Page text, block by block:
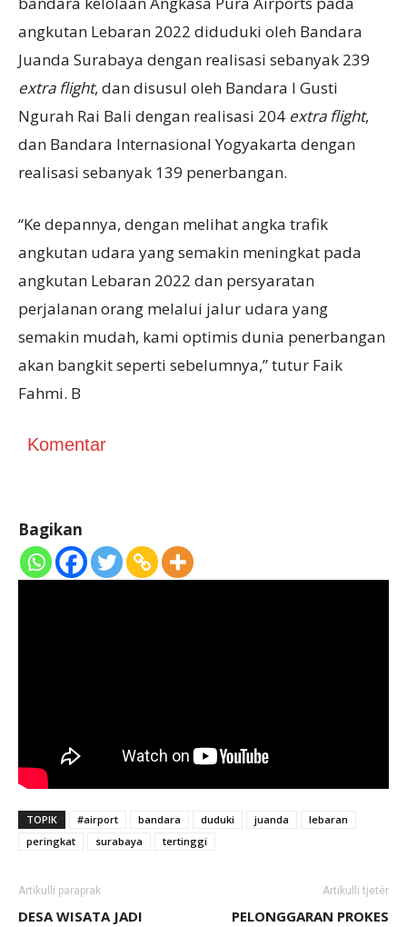
angkutan Lebaran 2022 diduduki oleh Bandara
Juanda Surabaya dengan realisasi sebanyak 239
extra flight, dan disusul oleh Bandara I Gusti
Ngurah Rai Bali dengan realisasi 204 extra flight,
dan Bandara Internasional Yogyakarta dengan
realisasi sebanyak 139 penerbangan.
“Ke depannya, dengan melihat angka trafik
angkutan udara yang semakin meningkat pada
angkutan Lebaran 2022 dan persyaratan
perjalanan orang melalui jalur udara yang
semakin mudah, kami optimis dunia penerbangan
akan bangkit seperti sebelumnya,” tutur Faik
Fahmi. B
Komentar
Bagikan
TOPIK #airport bandara duduki juanda
lebaran
peringkat
surabaya tertinggi
Artikulli paraprak
DESA WISATA JADI
Artikulli tjetër
PELONGGARAN PROKES